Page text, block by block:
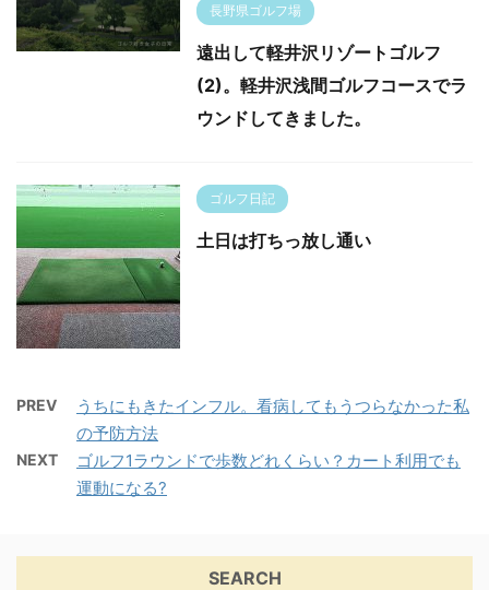
長野県ゴルフ場
遠出して軽井沢リゾートゴルフ
(2)。軽井沢浅間ゴルフコースでラ
ウンドしてきました。
ゴルフ日記
土日は打ちっ放し通い
PREV
うちにもきたインフル。看病してもうつらなかった私
の予防方法
NEXT
ゴルフ1ラウンドで歩数どれくらい？カート利用でも
運動になる?
SEARCH